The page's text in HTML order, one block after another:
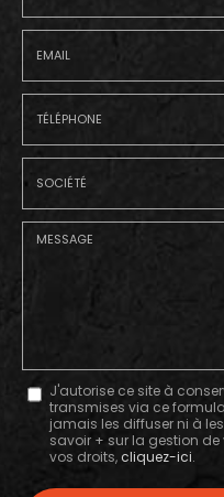
Nom
Prénom
*
Email
*
Tél.
*
Société
Message
J'autorise ce site à
transmises via ce
jamais les diffuser ni à
savoir + sur la gestion de
vos droits,cliquez-ici.
Acceptation